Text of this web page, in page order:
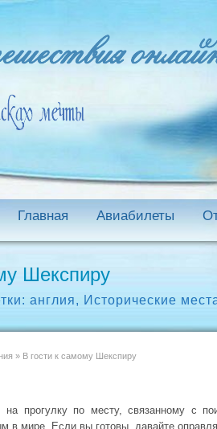
Главная Авиабилеты
Шекспиру
англия, Исторические
» В гости к самому Шекспиру
прогулку по месту, связанному с
в мире. Если вы готовы, давайте